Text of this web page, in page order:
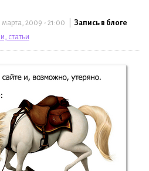
марта, 2009 - 21:00 | Запись в блоге
статьи